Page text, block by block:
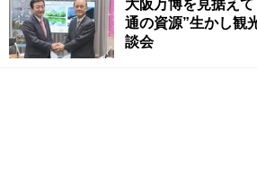
大阪万博を見据え
通の資源”生かし
談会